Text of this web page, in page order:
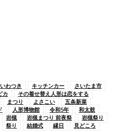
いわつき キッチンカー
さいたま市
カ
その着せ替え人形は恋をする
まつり よさこい
五条新菜
人形博物館 令和5年
和太鼓
岩槻 岩槻まつり 前夜祭
岩槻祭り
祭り 結婚式 縁日
見どころ